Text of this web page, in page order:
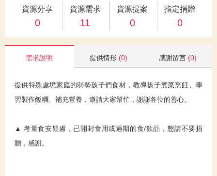
資源分享
0
資源需求
11
資源提案
0
指定捐贈
0
需求說明 提供情形 (0) 感謝留言 (0)
提供特殊處境家庭的弱勢孩子們食材，教導孩子煮菜烹飪、學
習製作飯糰、補充營養，邀請大家幫忙，謝謝各位的善心。
▲ 考量食安疑慮，已開封食用或過期的食/飲品，懇請不要捐
贈，感謝。